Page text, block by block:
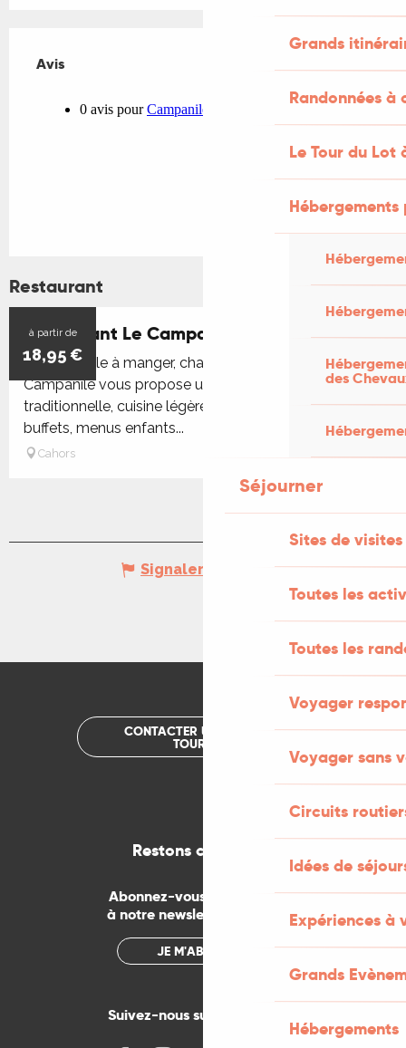
Grands
Randonnées
Le Tour du Lot
des
Séjourner
Sites de visites
Toutes les
Toutes les
Voyager
Voyager sans
Circuits
Idées de
Expériences à
Grands
Hébergements
Avis
Avis
Restaurant
à partir de
18,95€
Restaurant Le Campanile
Dans la salle à manger, chaleureusement décorée, le
Campanile vous propose une cuisine régionale ou
traditionnelle, cuisine légère ou familiale. Formules-
buffets, menus enfants...
Cahors
Signaler une erreur
CONTACTER UN OFFICE DE
TOURISME
Restons connectés
Abonnez-vous gratuitement
à notre newsletter mensuelle
JE M'ABONNE
Suivez-nous sur les réseaux !